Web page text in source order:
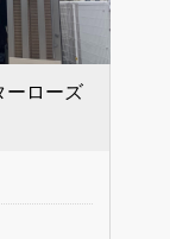
ーローズ